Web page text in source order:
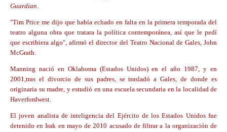
Guardian.
"Tim Price me dijo que había echado en falta en la primera temporada del
teatro alguna obra que tratara la política contemporánea, así que le pedí
que escribiera algo", afirmó el director del Teatro Nacional de Gales, John
McGrath.
Manning nació en Oklahoma (Estados Unidos) en el año 1987, y en
2001,tras el divorcio de sus padres, se trasladó a Gales, de donde es
originaria su madre, y estudió en una escuela secundaria en la localidad de
Haverfordwest.
El joven analista de inteligencia del Ejército de los Estados Unidos fue
detenido en Irak en mayo de 2010 acusado de filtrara la organización de